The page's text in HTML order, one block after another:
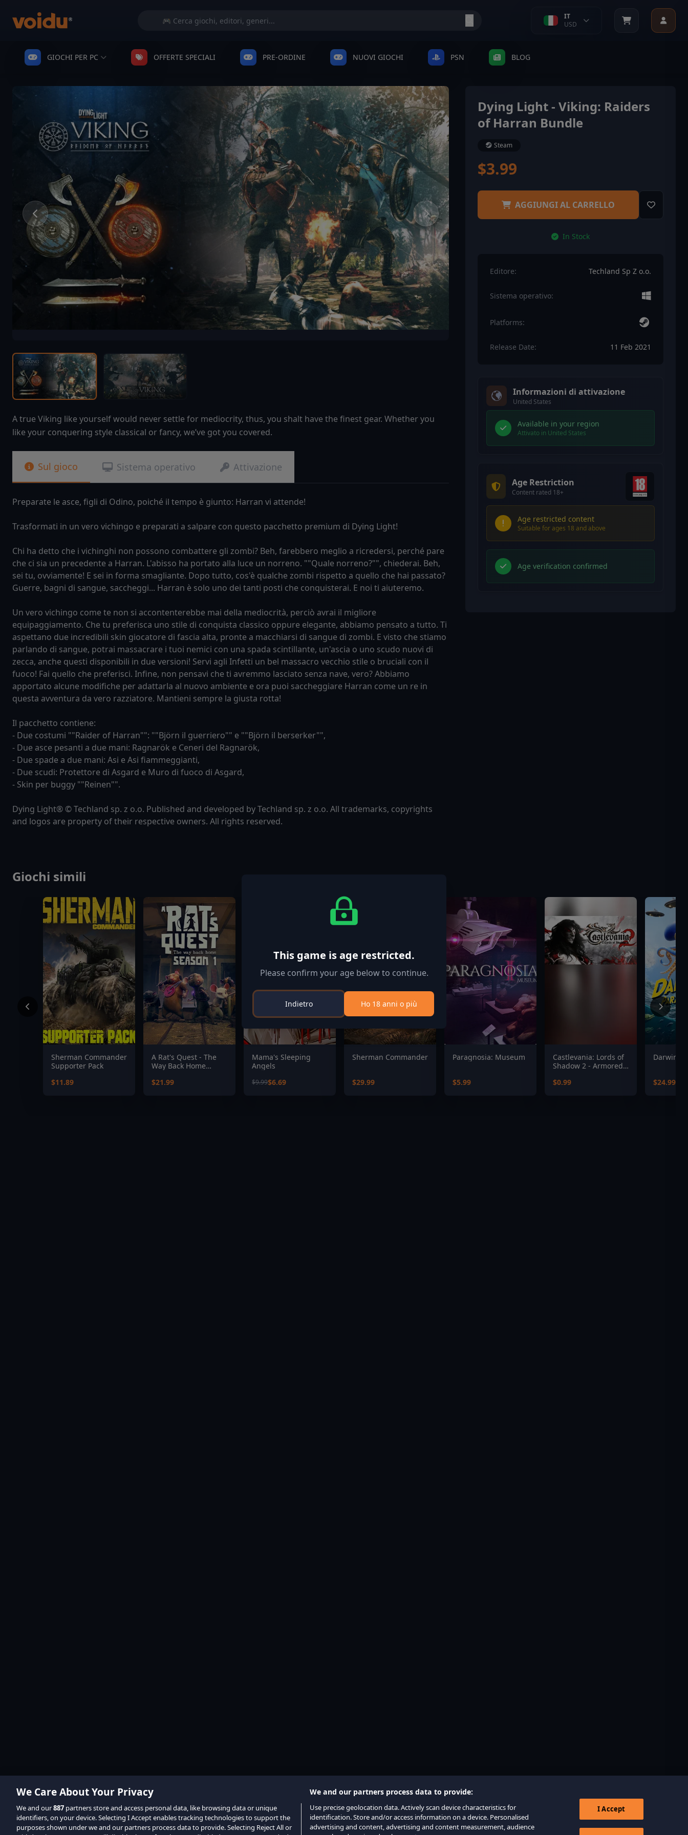
IT
USD
GIOCHI PER PC OFFERTE SPECIALI PRE-ORDINE NUOVI GIOCHI PSN BLOG
A true Viking like yourself would never settle for mediocrity, thus, you shalt have the finest gear. Whether you
like your conquering style classical or fancy, we’ve got you covered.
Sul gioco Sistema operativo Attivazione
Preparate le asce, figli di Odino, poiché il tempo è giunto: Harran vi attende!
Trasformati in un vero vichingo e preparati a salpare con questo pacchetto premium di Dying Light!
Chi ha detto che i vichinghi non possono combattere gli zombi? Beh, farebbero meglio a ricredersi, perché pare
che ci sia un precedente a Harran. L'abisso ha portato alla luce un norreno. ""Quale norreno?"", chiederai. Beh,
sei tu, ovviamente! E sei in forma smagliante. Dopo tutto, cos'è qualche zombi rispetto a quello che hai passato?
Guerre, bagni di sangue, saccheggi... Harran è solo uno dei tanti posti che conquisterai. E noi ti aiuteremo.
Un vero vichingo come te non si accontenterebbe mai della mediocrità, perciò avrai il migliore
equipaggiamento. Che tu preferisca uno stile di conquista classico oppure elegante, abbiamo pensato a tutto. Ti
aspettano due incredibili skin giocatore di fascia alta, pronte a macchiarsi di sangue di zombi. E visto che stiamo
parlando di sangue, potrai massacrare i tuoi nemici con una spada scintillante, un'ascia o uno scudo nuovi di
zecca, anche questi disponibili in due versioni! Servi agli Infetti un bel massacro vecchio stile o bruciali con il
fuoco! Fai quello che preferisci. Infine, non pensavi che ti avremmo lasciato senza nave, vero? Abbiamo
apportato alcune modifiche per adattarla al nuovo ambiente e ora puoi saccheggiare Harran come un re in
questa avventura da vero razziatore. Mantieni sempre la giusta rotta!
Il pacchetto contiene:
- Due costumi ""Raider of Harran"": ""Björn il guerriero"" e ""Björn il berserker"",
- Due asce pesanti a due mani: Ragnarök e Ceneri del Ragnarök,
- Due spade a due mani: Asi e Asi fiammeggianti,
- Due scudi: Protettore di Asgard e Muro di fuoco di Asgard,
- Skin per buggy ""Reinen"".
Dying Light® © Techland sp. z o.o. Published and developed by Techland sp. z o.o. All trademarks, copyrights
and logos are property of their respective owners. All rights reserved.
Dying Light - Viking: Raiders
of Harran Bundle
Steam
$3.99
AGGIUNGI AL CARRELLO
In Stock
Editore: Techland Sp Z o.o.
Sistema operativo:
Platforms:
Release Date: 11 Feb 2021
Informazioni di attivazione
United States
Available in your region
Attivato in United States
Age Restriction
Content rated 18+
Age restricted content
Suitable for ages 18 and above
Age verification confirmed
Giochi simili
Sherman Commander
Supporter Pack
$11.89
A Rat's Quest - The
Way Back Home
$21.99
Mama's Sleeping
Angels
$9.99$6.69
Sherman Commander
$29.99
Paragnosia: Museum
$5.99
Castlevania: Lords of
Shadow 2 - Armored
$0.99
Darwin’s
$24.99
This game is age restricted.
Please confirm your age below to continue.
Indietro Ho 18 anni o più
We Care About Your Privacy
We and our887 partners store and access personal data, like browsing data or unique
identifiers, on your device. Selecting I Accept enables tracking technologies to support the
purposes shown under we and our partners process data to provide. Selecting Reject All or
We and our partners process data to provide:
Use precise geolocation data. Actively scan device characteristics for
identification. Store and/or access information on a device. Personalised
advertising and content, advertising and content measurement, audience
I Accept